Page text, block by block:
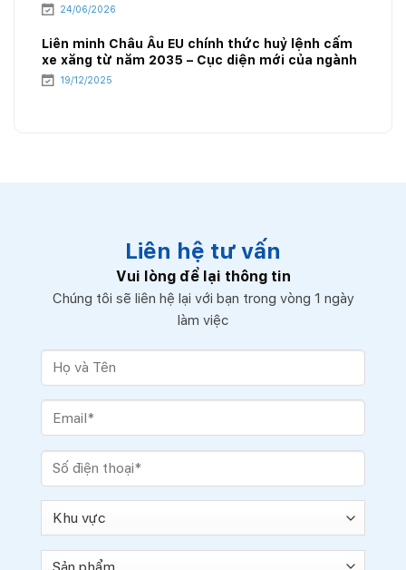
24/06/2026
Liên minh Châu Âu EU chính thức huỷ lệnh cấm
xe xăng từ năm 2035 – Cục diện mới của ngành
năng lượng
19/12/2025
Liên hệ tư vấn
Vui lòng để lại thông tin
Chúng tôi sẽ liên hệ lại với bạn trong vòng 1 ngày
làm việc